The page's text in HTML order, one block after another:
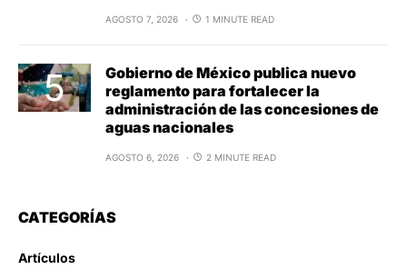
AGOSTO 7, 2026 1 MINUTE READ
Gobierno de México publica nuevo
reglamento para fortalecer la
administración de las concesiones de
aguas nacionales
AGOSTO 6, 2026 2 MINUTE READ
CATEGORÍAS
Artículos